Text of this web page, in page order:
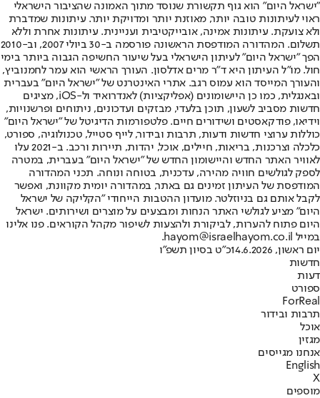
"ישראל היום" הוא גוף תקשורת שנוסד מתוך האמונה שהציבור הישראלי
ראוי לעיתונות טובה יותר, מאוזנת יותר ומדויקת יותר. עיתונות שמדברת
ולא צועקת. עיתונות אמינה, אובייקטיבית ועניינית. עיתונות אחרת וללא
תשלום. המהדורה המודפסת הראשונה פורסמה ב-30 ביולי 2007, וב-2010
הפך "ישראל היום" לעיתון הישראלי בעל שיעור החשיפה הגבוה ביותר בימי
חול. מו"ל העיתון היא ד"ר מרים אדלסון. העורך הראשי הוא עמר לחמנוביץ,
והעורך המייסד הוא עמוס רגב. אתרי האינטרנט של "ישראל היום" בעברית
ובאנגלית, כמו כן היישומונים (אפליקציות) לאנדרואיד ול-iOS, מציגים
חדשות מסביב לשעון, תוכן בלעדי, מבזקים ועדכונים, ניתוחים ופרשנויות,
וידיאו, פודקאסטים ושידורים חיים. פלטפורמות הדיגיטל של "ישראל היום"
כוללות ערוצי חדשות ודעות, תרבות ובידור, לייף סטייל, טכנולוגיה, ספורט,
כלכלה וצרכנות, בריאות, חיילים, אוכל, יהדות, תיירות ורכב. ב-2021 עלו
לאוויר האתר החדש והיישומון החדש של "ישראל היום" בעברית, במטרה
לספק לגולשים חוויה מהירה, עדכנית, בטוחה ונוחה. תכני המהדורה
המודפסת של העיתון זמינים גם באתר, במהדורה יומית מקוונת, ואפשר
לקבל אותם גם בניוזלטר. מועדון ההטבות הייחודי "הקליקה של ישראל
היום" מציע לגולשי האתר הנחות ומבצעים על מוצרים ושירותים. ישראל
היום פתוח להערות, לביקורת ולהצעות לשיפור מקהל הקוראים. פנו אלינו
במייל hayom@israelhayom.co.il.
יום ראשון, 14.6.2026
כ"ט בסיון תשפ"ו
חדשות
דעות
ספורט
ForReal
תרבות ובידור
אוכל
מגזין
אנחנו מגייסים
English
X
מוספים